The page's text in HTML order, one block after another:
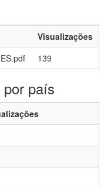
Visualizações
139
por país